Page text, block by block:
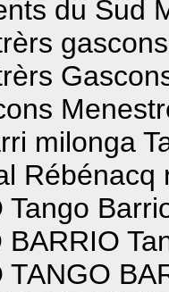
du Sud
gascons
milonga
Rébénacq
Tango
BARRIO
TANGO